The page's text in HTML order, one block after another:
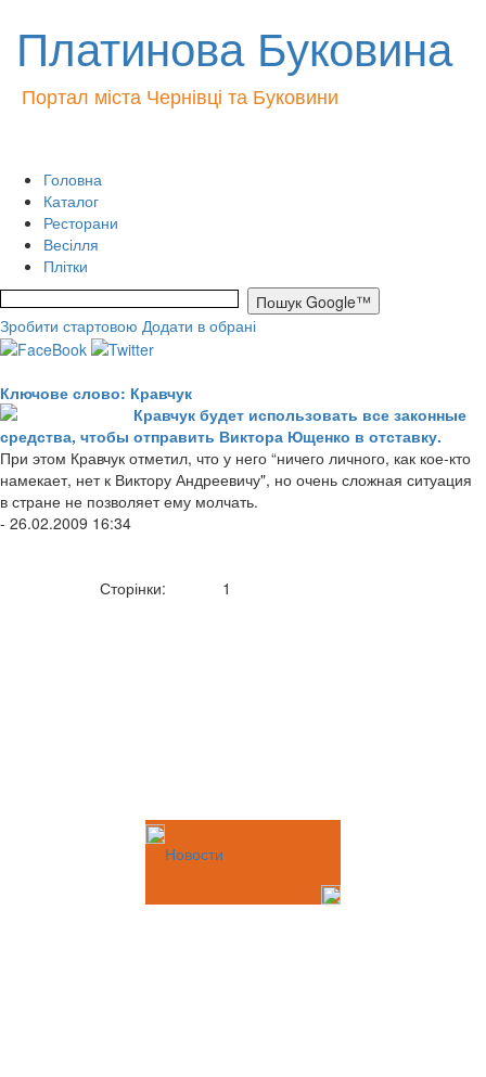
Платинова Буковина
Портал міста Чернівці та Буковини
Головна
Каталог
Ресторани
Весілля
Плітки
Зробити стартовою Додати в обрані
Ключове слово: Кравчук
Кравчук будет использовать все законные
средства, чтобы отправить Виктора Ющенко в отставку.
При этом Кравчук отметил, что у него “ничего личного, как кое-кто
намекает, нет к Виктору Андреевичу", но очень сложная ситуация
в стране не позволяет ему молчать.
- 26.02.2009 16:34
Сторінки: 1
Новости